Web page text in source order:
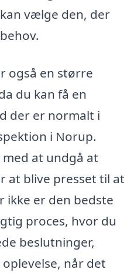
vælge den, der
også en større
du kan få en
der er normalt i
i Norup.
at undgå at
at blive presset til at
ikke er den bedste
proces, hvor du
beslutninger,
når det